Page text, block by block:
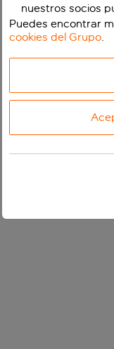
nuestros socios
Puedes encontrar
cookies del Grupo.